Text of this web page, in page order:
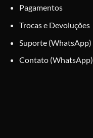
Pagamentos
Trocas e Devoluções
Suporte (WhatsApp)
Contato (WhatsApp)